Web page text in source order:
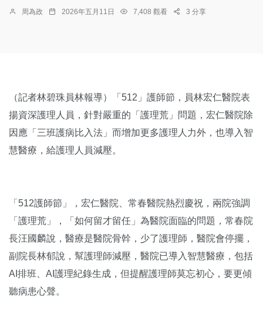
周為政 2026年五月11日 7,408 觀看 3 分享
（記者林碧珠員林報導）「512」護師節，員林宏仁醫院表
揚資深護理人員，針對嚴重的「護理荒」問題，宏仁醫院除
因應「三班護病比入法」而增加更多護理人力外，也導入智
慧醫療，給護理人員減壓。
「512護師節」，宏仁醫院、常春醫院熱烈慶祝，兩院強調
「護理荒」，「如何留才留任」為醫院面臨的問題，常春院
長汪國麟說，醫療是醫院骨幹，少了護理師，醫院會停擺，
副院長林郁說，幫護理師減壓，醫院已導入智慧醫療，包括
AI排班、AI護理紀錄生成，但提醒護理師莫忘初心，要更傾
聽病患心聲。